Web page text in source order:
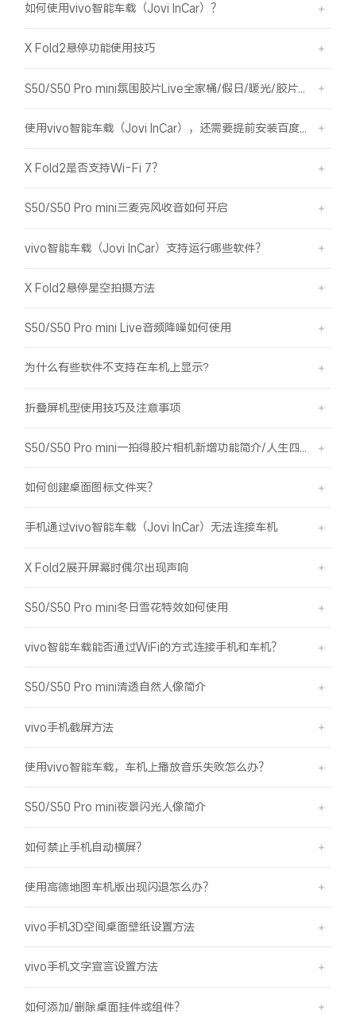
如何使用vivo智能车载（Jovi InCar）？
X Fold2悬停功能使用技巧
X Fold2是否支持Wi-Fi 7？
S50/S50 Pro mini三麦克风收音如何开启
vivo智能车载（Jovi InCar）支持运行哪些软件？
X Fold2悬停星空拍摄方法
S50/S50 Pro mini Live音频降噪如何使用
为什么有些软件不支持在车机上显示?
折叠屏机型使用技巧及注意事项
如何创建桌面图标文件夹？
手机通过vivo智能车载（Jovi InCar）无法连接车机
X Fold2展开屏幕时偶尔出现声响
S50/S50 Pro mini冬日雪花特效如何使用
vivo智能车载能否通过WiFi的方式连接手机和车机？
S50/S50 Pro mini清透自然人像简介
vivo手机截屏方法
使用vivo智能车载，车机上播放音乐失败怎么办？
S50/S50 Pro mini夜景闪光人像简介
如何禁止手机自动横屏？
使用高德地图车机版出现闪退怎么办？
vivo手机3D空间桌面壁纸设置方法
vivo手机文字宣言设置方法
如何添加/删除桌面挂件或组件？